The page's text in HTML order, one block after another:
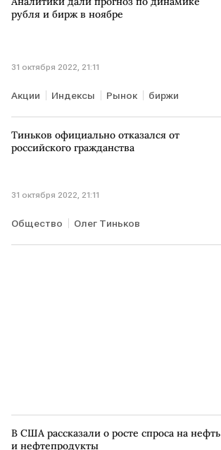
рубля и бирж в ноябре
31 октября 2022, 21:11
Акции Индексы Рынок биржи
Курсы валют
Тиньков официально отказался от
российского гражданства
31 октября 2022, 21:11
Общество Олег Тиньков
В США рассказали о росте спроса на нефть
и нефтепродукты